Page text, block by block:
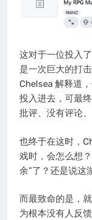
这对于一位投入
是一次巨大的打
Chelsea 解释道
投入进去，可最
批评、没有评论、
也终于在这时，
戏时，会怎么想
余”了？还是说这
而最致命的是，
为根本没有人反